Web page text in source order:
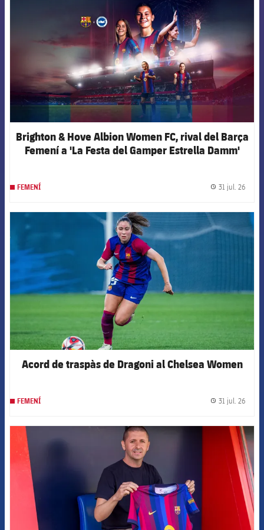
Brighton & Hove Albion Women FC, rival del Barça
Femení a 'La Festa del Gamper Estrella Damm'
FEMENÍ 31 jul. 26
FCB Barcelona badge
Acord de traspàs de Dragoni al Chelsea Women
FEMENÍ 31 jul. 26
FCB Barcelona badge